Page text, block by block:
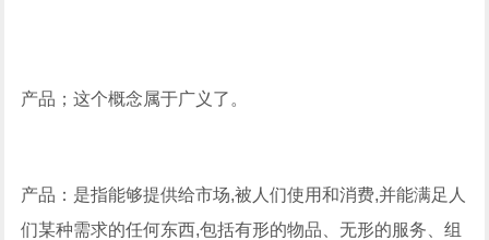
产品；这个概念属于广义了。
产品：是指能够提供给市场,被人们使用和消费,并能满足人
们某种需求的任何东西,包括有形的物品、无形的服务、组